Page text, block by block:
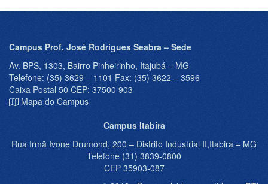
Campus Prof. José Rodrigues Seabra – Sede
Av. BPS, 1303, Bairro Pinheirinho, Itajubá – MG
Telefone: (35) 3629 – 1101 Fax: (35) 3622 – 3596
Caixa Postal 50 CEP: 37500 903
Mapa do Campus
Campus Itabira
Rua Irmã Ivone Drumond, 200 – Distrito Industrial II,Itabira – MG
Telefone (31) 3839-0800
CEP 35903-087